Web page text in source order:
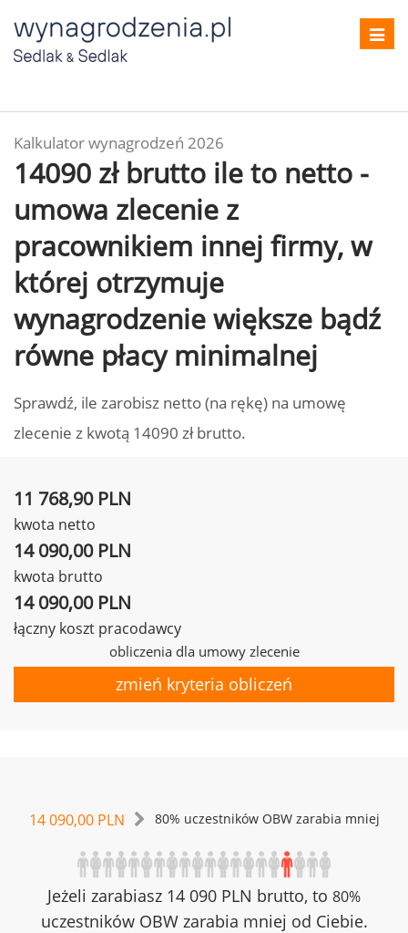
Kalkulator wynagrodzeń 2026
14090 zł brutto ile to netto -
umowa zlecenie z
pracownikiem innej firmy, w
której otrzymuje
wynagrodzenie większe bądź
równe płacy minimalnej
Sprawdź, ile zarobisz netto (na rękę) na umowę
zlecenie z kwotą 14090 zł brutto.
11 768,90 PLN
kwota netto
14 090,00 PLN
kwota brutto
14 090,00 PLN
łączny koszt pracodawcy
obliczenia dla umowy zlecenie
zmień kryteria obliczeń
14 090,00 PLN 80% uczestników OBW zarabia mniej
Jeżeli zarabiasz 14 090 PLN brutto, to 80%
uczestników OBW zarabia mniej od Ciebie.